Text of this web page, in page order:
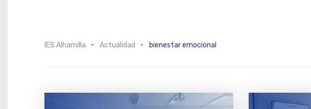
IES Alhamilla Actualidad bienestar emocional